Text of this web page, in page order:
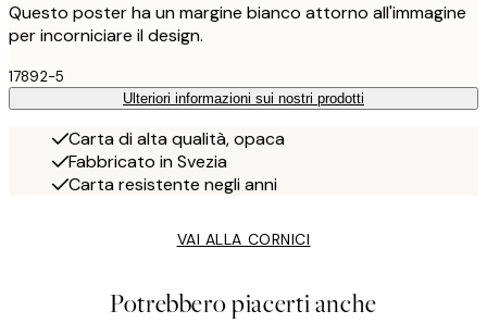
Questo poster ha un margine bianco attorno all'immagine
per incorniciare il design.
17892-5
Ulteriori informazioni sui nostri prodotti
Carta di alta qualità, opaca
Fabbricato in Svezia
Carta resistente negli anni
VAI ALLA CORNICI
Potrebbero piacerti anche